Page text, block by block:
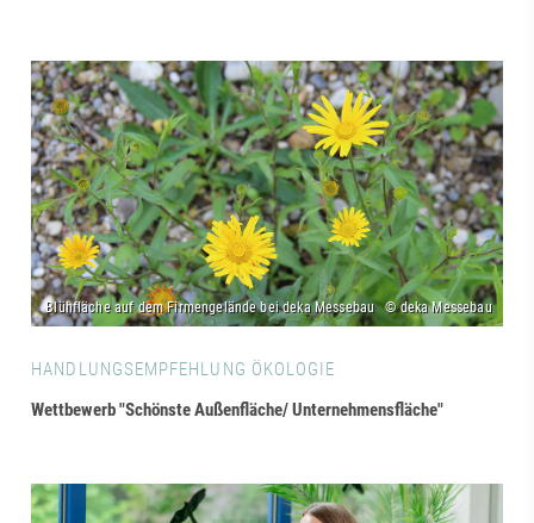
HANDLUNGSEMPFEHLUNG ÖKOLOGIE
Wettbewerb "Schönste Außenfläche/ Unternehmensfläche"